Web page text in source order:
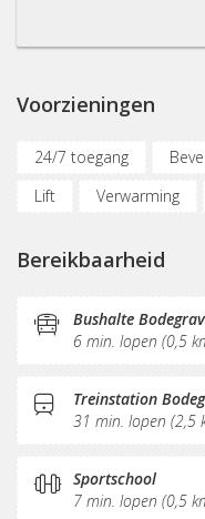
Voorzieningen
24/7 toegang
Lift
Verwarming
(Flex)werkplekken
Internetmogelijkheden
KVK-inschrijving
Koffie/thee
Pantry
Bereikbaarheid
Bushalte
6 min. lopen (0,5
Treinstation
31 min. lopen (2,5
Sportschool
7 min. lopen (0,5